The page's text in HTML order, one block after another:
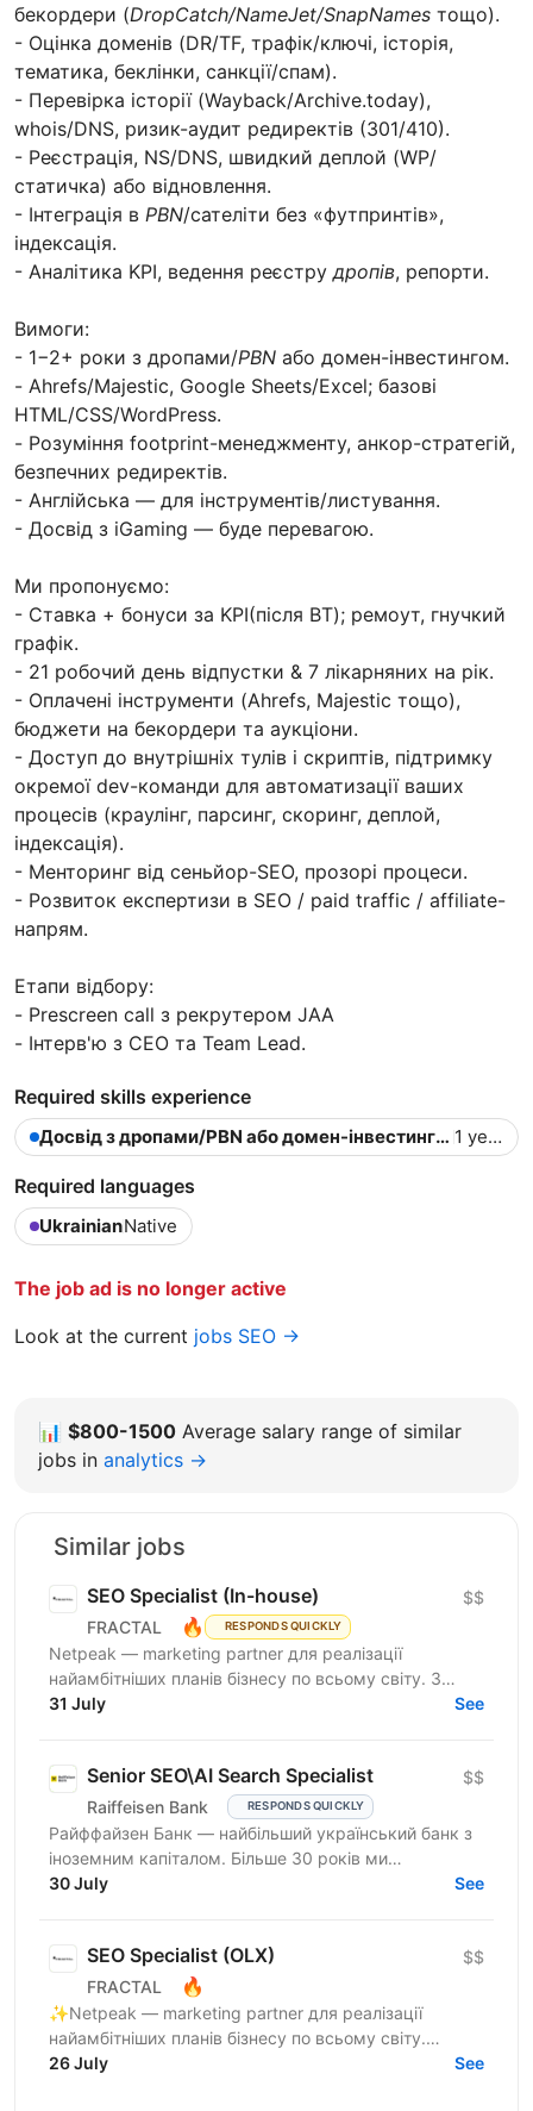
бекордери (DropCatch/NameJet/SnapNames тощо).
- Оцінка доменів (DR/TF, трафік/ключі, історія,
тематика, беклінки, санкції/спам).
- Перевірка історії (Wayback/Archive.today),
whois/DNS, ризик-аудит редиректів (301/410).
- Реєстрація, NS/DNS, швидкий деплой (WP/
статичка) або відновлення.
- Інтеграція в PBN/сателіти без «футпринтів»,
індексація.
- Аналітика KPI, ведення реєструдропів, репорти.
Вимоги:
- 1−2+ роки з дропами/PBN або домен-інвестингом.
- Ahrefs/Majestic, Google Sheets/Excel; базові
HTML/CSS/WordPress.
- Розуміння footprint-менеджменту, анкор-стратегій,
безпечних редиректів.
- Англійська — для інструментів/листування.
- Досвід з iGaming — буде перевагою.
Ми пропонуємо:
- Ставка + бонуси за KPI(після ВТ); ремоут, гнучкий
графік.
- 21 робочий день відпустки & 7 лікарняних на рік.
- Оплачені інструменти (Ahrefs, Majestic тощо),
бюджети на бекордери та аукціони.
- Доступ до внутрішніх тулів і скриптів, підтримку
окремої dev-команди для автоматизації ваших
процесів (краулінг, парсинг, скоринг, деплой,
індексація).
- Менторинг від сеньйор-SEO, прозорі процеси.
- Розвиток експертизи в SEO / paid traffic / affiliate-
напрям.
Етапи відбору:
- Prescreen call з рекрутером JAA
- Інтерв'ю з СЕО та Team Lead.
Required skills experience
Досвід з дропами/PBN або домен-інвестингом 1 year
Required languages
UkrainianNative
The job ad is no longer active
Look at the current jobs SEO →
📊 $800-1500 Average salary range of similar
jobs in analytics →
Similar jobs
SEO Specialist (In-house)
FRACTAL 🔥 RESPONDS QUICKLY
$$
Netpeak — marketing partner для реалізації
найамбітніших планів бізнесу по всьому світу. З
Netpeak можна більше. Агенція надає повний спектр
31 July See
Senior SEO\AI Search Specialist
Raiffeisen Bank RESPONDS QUICKLY
$$
Райффайзен Банк — найбільший український банк з
іноземним капіталом. Більше 30 років ми
створюємо та вибудовуємо банківську систему
30 July See
SEO Specialist (OLX)
FRACTAL 🔥
$$
✨Netpeak — marketing partner для реалізації
найамбітніших планів бізнесу по всьому світу.
Агенція надає повний спектр маркетингових рішень
26 July See